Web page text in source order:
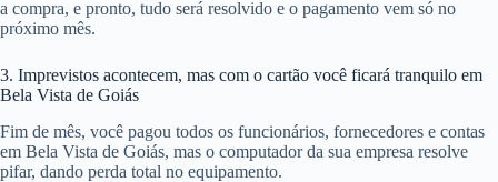
a compra, e pronto, tudo será resolvido e o pagamento vem só no
próximo mês.
3. Imprevistos acontecem, mas com o cartão você ficará tranquilo em
Bela Vista de Goiás
Fim de mês, você pagou todos os funcionários, fornecedores e contas
em Bela Vista de Goiás, mas o computador da sua empresa resolve
pifar, dando perda total no equipamento.